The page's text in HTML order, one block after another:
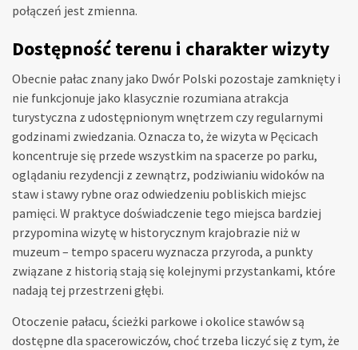
połączeń jest zmienna.
Dostępność terenu i charakter wizyty
Obecnie pałac znany jako Dwór Polski pozostaje zamknięty i
nie funkcjonuje jako klasycznie rozumiana atrakcja
turystyczna z udostępnionym wnętrzem czy regularnymi
godzinami zwiedzania. Oznacza to, że wizyta w Pęcicach
koncentruje się przede wszystkim na spacerze po parku,
oglądaniu rezydencji z zewnątrz, podziwianiu widoków na
staw i stawy rybne oraz odwiedzeniu pobliskich miejsc
pamięci. W praktyce doświadczenie tego miejsca bardziej
przypomina wizytę w historycznym krajobrazie niż w
muzeum – tempo spaceru wyznacza przyroda, a punkty
związane z historią stają się kolejnymi przystankami, które
nadają tej przestrzeni głębi.
Otoczenie pałacu, ścieżki parkowe i okolice stawów są
dostępne dla spacerowiczów, choć trzeba liczyć się z tym, że